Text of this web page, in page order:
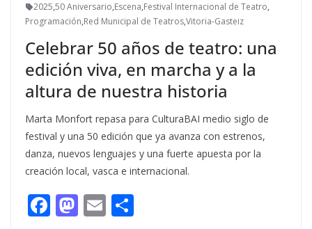
2025,50 Aniversario,Escena,Festival Internacional de Teatro,
Programación,Red Municipal de Teatros,Vitoria-Gasteiz
Celebrar 50 años de teatro: una
edición viva, en marcha y a la
altura de nuestra historia
Marta Monfort repasa para CulturaBAI medio siglo de
festival y una 50 edición que ya avanza con estrenos,
danza, nuevos lenguajes y una fuerte apuesta por la
creación local, vasca e internacional.
F M E